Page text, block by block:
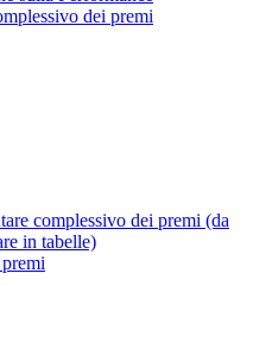
dei premi
complessivo dei premi (da
in tabelle)